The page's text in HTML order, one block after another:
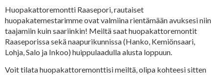
Huopakattoremontti Raasepori, rautaiset
huopakatemestarimme ovat valmiina rientämään avuksesi niin
taajamiin kuin saariinkin! Meiltä saat huopakattoremontit
Raaseporissa sekä naapurikunnissa (Hanko, Kemiönsaari,
Lohja, Salo ja Inkoo) huippulaadulla alusta loppuun.
Voit tilata huopakattoremonttisi meiltä, olipa kohteesi sitten